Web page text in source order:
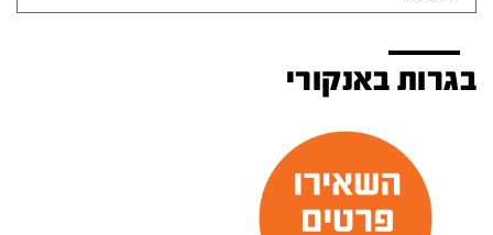
בגרות באנקורי